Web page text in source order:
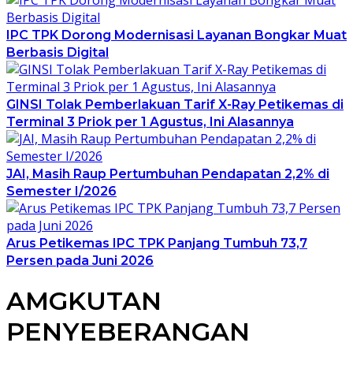
IPC TPK Dorong Modernisasi Layanan Bongkar Muat
Berbasis Digital
GINSI Tolak Pemberlakuan Tarif X-Ray Petikemas di
Terminal 3 Priok per 1 Agustus, Ini Alasannya
JAI, Masih Raup Pertumbuhan Pendapatan 2,2% di
Semester I/2026
Arus Petikemas IPC TPK Panjang Tumbuh 73,7
Persen pada Juni 2026
AMGKUTAN
PENYEBERANGAN